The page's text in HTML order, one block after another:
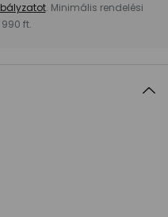
. Minimális rendelési
ft.